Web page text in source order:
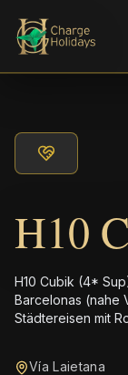
H10
H10 Cubik (4*
Barcelonas (nahe
Städtereisen mit
Vía Laietana